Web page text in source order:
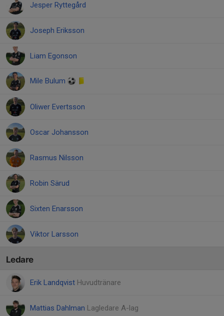
Jesper Ryttegård
Joseph Eriksson
Liam Egonson
Mile Bulum
Oliwer Evertsson
Oscar Johansson
Rasmus Nilsson
Robin Särud
Sixten Enarsson
Viktor Larsson
Ledare
Erik Landqvist Huvudtränare
Mattias Dahlman Lagledare A-lag